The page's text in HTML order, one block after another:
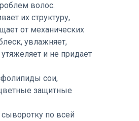
волос.
их структуру,
от механических
увлажняет,
и не придает
сои,
защитные
сыворотку по всей